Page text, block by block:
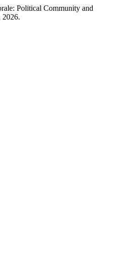
Political Community and
2026.